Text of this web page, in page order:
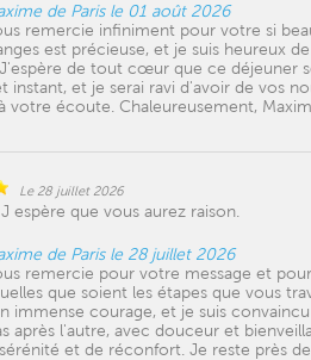
de Paris le 01 août 2026
remercie infiniment pour votre si
est précieuse, et je suis heureux
de tout cœur que ce déjeuner
instant, et je serai ravi d'avoir de vos
votre écoute. Chaleureusement,
Le 28 juillet 2026
espère que vous aurez raison.
de Paris le 28 juillet 2026
remercie pour votre message et
que soient les étapes que vous
immense courage, et je suis
après l'autre, avec douceur et
et de réconfort. Je reste près